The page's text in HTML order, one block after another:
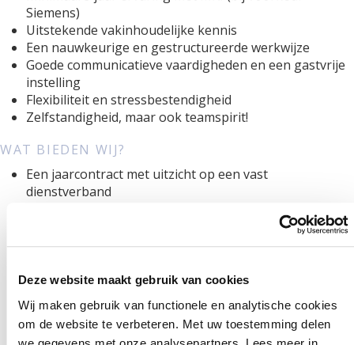
Deze website maakt gebruik van cookies
Wij maken gebruik van functionele en analytische cookies
om de website te verbeteren. Met uw toestemming delen
Siemens)
Uitstekende vakinhoudelijke kennis
Een nauwkeurige en gestructureerde werkwijze
Goede communicatieve vaardigheden en een gastvrije
instelling
Flexibiliteit en stressbestendigheid
Zelfstandigheid, maar ook teamspirit!
WAT BIEDEN WIJ?
Een jaarcontract met uitzicht op een vast
dienstverband
Arbeidsvoorwaarden conform de CAO ZKN, waaronder:
Pensioenopbouw bij PFZW
Reiskostenvergoeding van €0,23 per km